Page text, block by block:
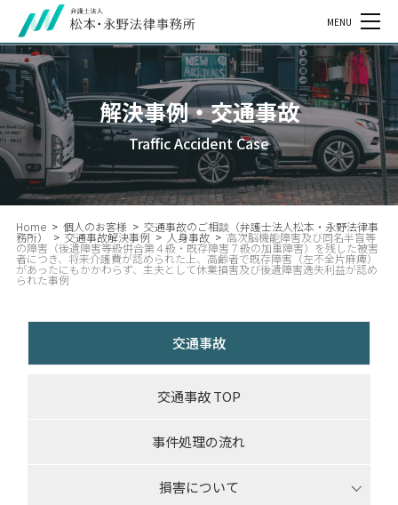
MENU
解決事例・交通事故
Traffic Accident Case
Home > 個人のお客様 > 交通事故のご相談（弁護士法人松本・永野法律事
務所） > 交通事故解決事例>人身事故>高次脳機能障害及び同名半盲等
の障害（後遺障害等級併合第４級・既存障害７級の加重障害）を残した被害
者につき、将来介護費が認められた上、高齢者で既存障害（左不全片麻痺）
があったにもかかわらず、主夫として休業損害及び後遺障害逸失利益が認め
られた事例
交通事故
交通事故 TOP
事件処理の流れ
損害について